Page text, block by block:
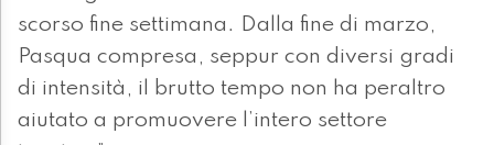
scorso fine settimana. Dalla fine di marzo,
Pasqua compresa, seppur con diversi gradi
di intensità, il brutto tempo non ha peraltro
aiutato a promuovere l’intero settore